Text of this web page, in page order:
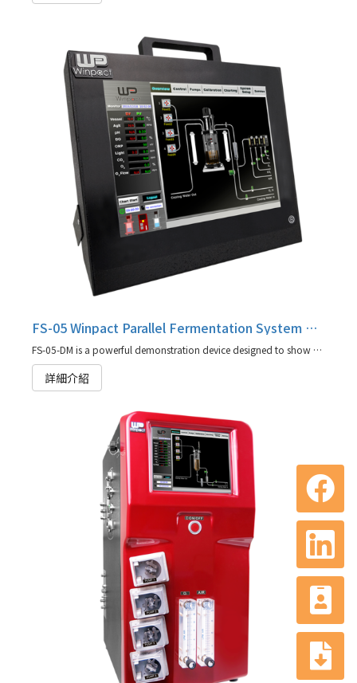
FS-05 Winpact Parallel Fermentation System HMI board/Monitor Module, FS-05-DM
FS-05-DM is a powerful demonstration device designed to show user how to operate the user interface of the Winpact benchtop fermentation system
詳細介紹